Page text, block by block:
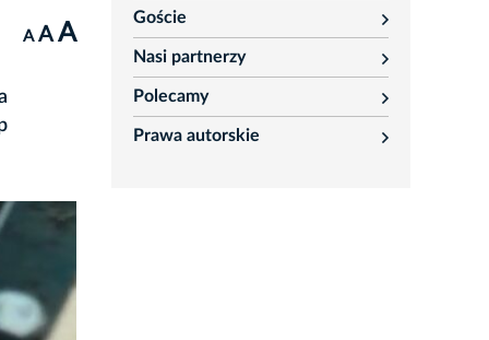
A A A
Goście
rozwiń
Nasi partnerzy
rozwiń
Polecamy
rozwiń
Prawa autorskie
rozwiń